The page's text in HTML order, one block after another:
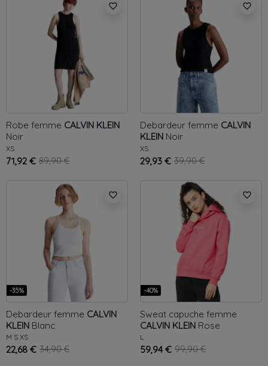
favorite_border
Robe femme CALVIN KLEIN
Noir
XS
71,92 € 89,90 €
favorite_border
Debardeur femme CALVIN
KLEIN Noir
XS
29,93 € 39,90 €
favorite_border
-35%
Debardeur femme CALVIN
KLEIN Blanc
M S XS
22,68 € 34,90 €
favorite_border
-40%
Sweat capuche femme
CALVIN KLEIN Rose
L
59,94 € 99,90 €